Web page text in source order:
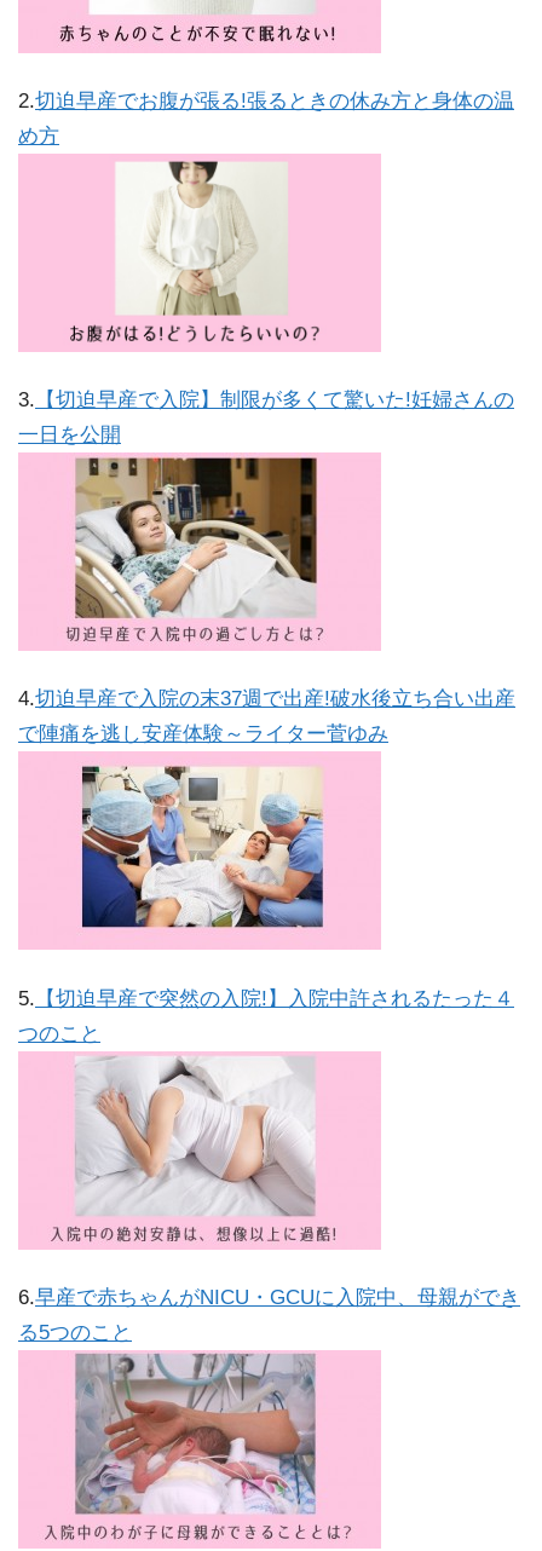
2.切迫早産でお腹が張る!張るときの休み方と身体の温
め方
3. 【切迫早産で入院】制限が多くて驚いた!妊婦さんの
一日を公開
4.切迫早産で入院の末37週で出産!破水後立ち合い出産
で陣痛を逃し安産体験～ライター菅ゆみ
5. 【切迫早産で突然の入院!】入院中許されるたった４
つのこと
6.早産で赤ちゃんがNICU・GCUに入院中、母親ができ
る5つのこと